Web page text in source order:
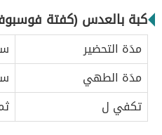
كبة بالعدس (كفتة
مدَة التحضير
مدَة الطهي
تكفي ل